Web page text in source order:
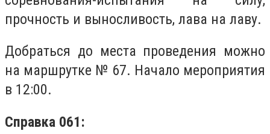
прочность и выносливость, лава на лаву.
Добраться до места проведения можно
на маршрутке № 67. Начало мероприятия
в 12:00.
Справка 061: